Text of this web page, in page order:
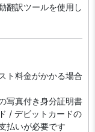
翻訳ツールを使用し
ト料金がかかる場合
写真付き身分証明書
/ デビットカードの
払いが必要です